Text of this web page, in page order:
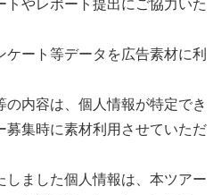
トやレポート提出にご協力いた
ケート等データを広告素材に利
内容は、個人情報が特定でき
募集時に素材利用させていただ
ました個人情報は、本ツアー